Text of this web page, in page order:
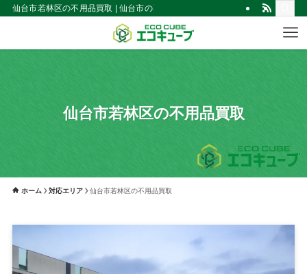
仙台市若林区の不用品買取 | 仙台市の不用品買取・回収！見積無料｜出張買取
仙台市若林区の不用品買取
ホーム 対応エリア 仙台市若林区の不用品買取